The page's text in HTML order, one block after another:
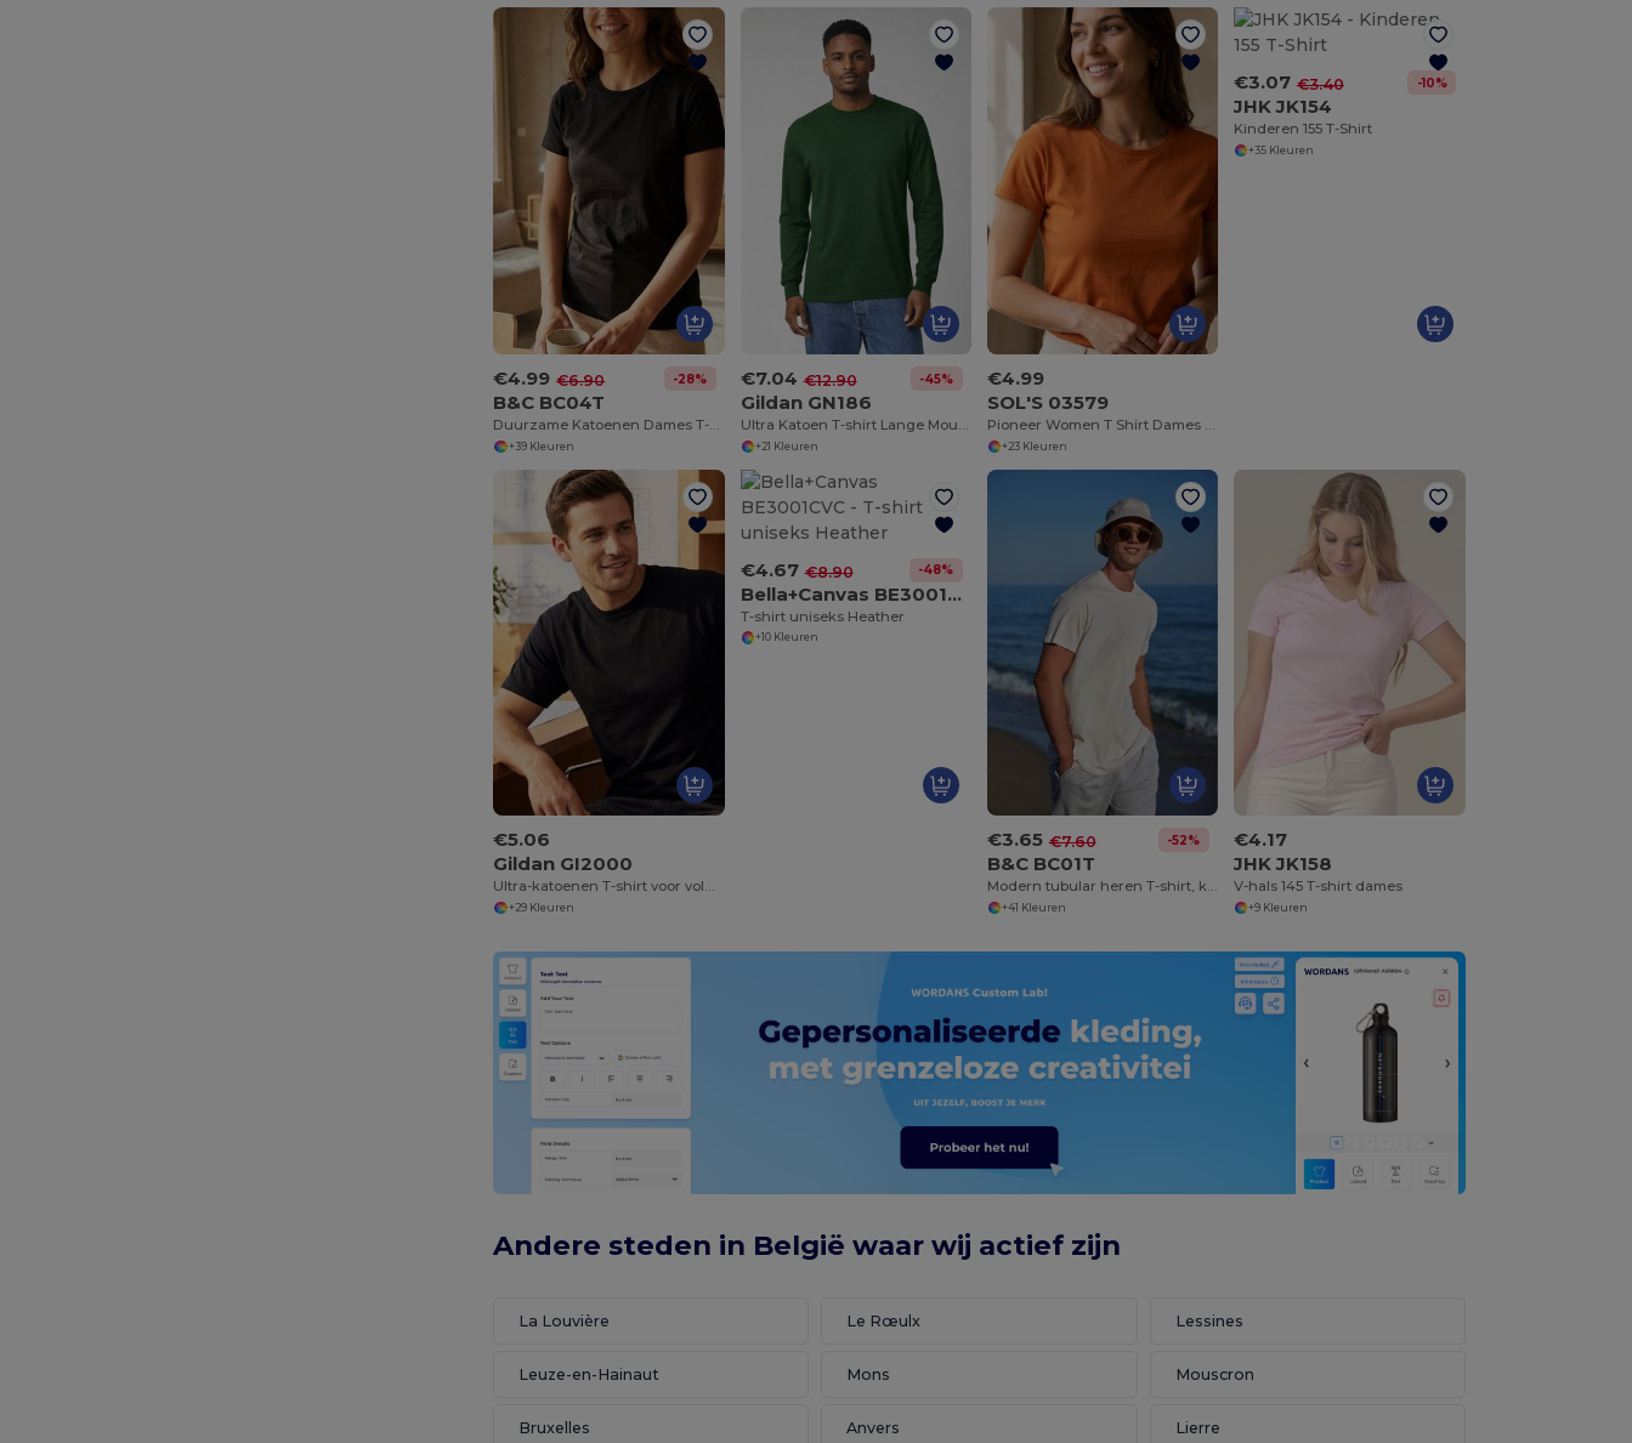
€4.99 €6.90 -28%
B&C BC04T
Duurzame Katoenen Dames T-shirt Collectie
+39 Kleuren
€7.04 €12.90 -45%
Gildan GN186
Ultra Katoen T-shirt Lange Mouw voor volwassenen
+21 Kleuren
€4.99
SOL'S 03579
Pioneer Women T Shirt Dames Jersey Ronde Hals Getailleerd
+23 Kleuren
€3.07 €3.40 -10%
JHK JK154
Kinderen 155 T-Shirt
+35 Kleuren
€5.06
Gildan GI2000
Ultra-katoenen T-shirt voor volwassenen
+29 Kleuren
€4.67 €8.90 -48%
Bella+Canvas BE3001CVC
T-shirt uniseks Heather
+10 Kleuren
€3.65 €7.60 -52%
B&C BC01T
Modern tubular heren T-shirt, katoen
+41 Kleuren
€4.17
JHK JK158
V-hals 145 T-shirt dames
+9 Kleuren
Andere steden in België waar wij actief zijn
La Louvière Le Rœulx Lessines
Leuze-en-Hainaut Mons Mouscron
Bruxelles Anvers Lierre